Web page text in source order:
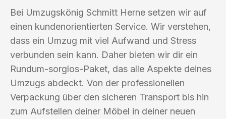
Bei Umzugskönig Schmitt Herne setzen wir auf
einen kundenorientierten Service. Wir verstehen,
dass ein Umzug mit viel Aufwand und Stress
verbunden sein kann. Daher bieten wir dir ein
Rundum-sorglos-Paket, das alle Aspekte deines
Umzugs abdeckt. Von der professionellen
Verpackung über den sicheren Transport bis hin
zum Aufstellen deiner Möbel in deiner neuen